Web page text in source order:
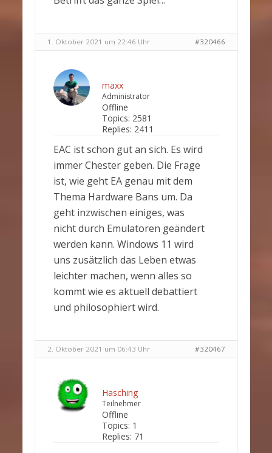
1. Oktober 2021 um 22:46 Uhr #320466
maxx
Administrator
Offline
Topics: 2581
Replies: 2411
EAC ist schon gut an sich. Es wird
immer Chester geben. Die Frage
ist, wie geht EA genau mit dem
Thema Hardware Bans um. Da
geht inzwischen einiges, was
nicht durch Emulatoren geändert
werden kann. Windows 11 wird
uns zusätzlich das Leben etwas
leichter machen, wenn alles so
kommt wie es aktuell debattiert
und philosophiert wird.
2. Oktober 2021 um 06:43 Uhr #320467
Hasching
Teilnehmer
Offline
Topics: 1
Replies: 71